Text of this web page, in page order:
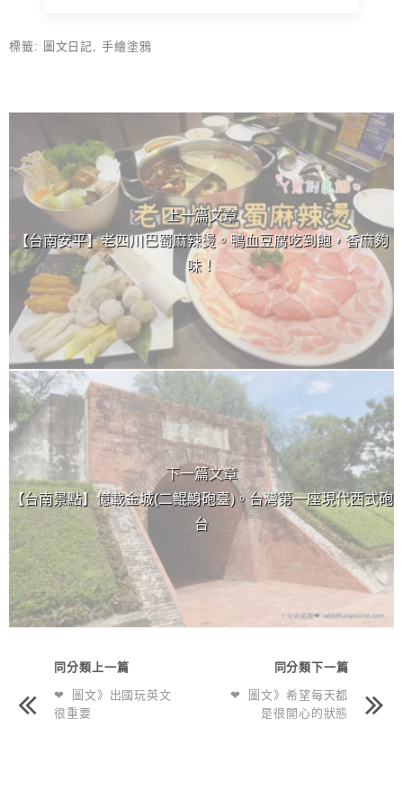
標籤: 圖文日記 ,手繪塗鴉
上一篇文章
【台南安平】老四川巴蜀麻辣燙。鴨血豆腐吃到飽，香麻夠
味！
下一篇文章
【台南景點】億載金城(二鯤鯓砲臺)。台灣第一座現代西式砲
台
同分類上一篇
❤ 圖文》出國玩英文
很重要
同分類下一篇
❤ 圖文》希望每天都
是很開心的狀態